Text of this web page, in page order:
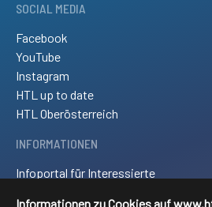
Informationen zu Cookies auf
SOCIAL MEDIA
Facebook
YouTube
Instagram
HTL up to date
HTL Oberösterreich
INFORMATIONEN
Infoportal für Interessierte